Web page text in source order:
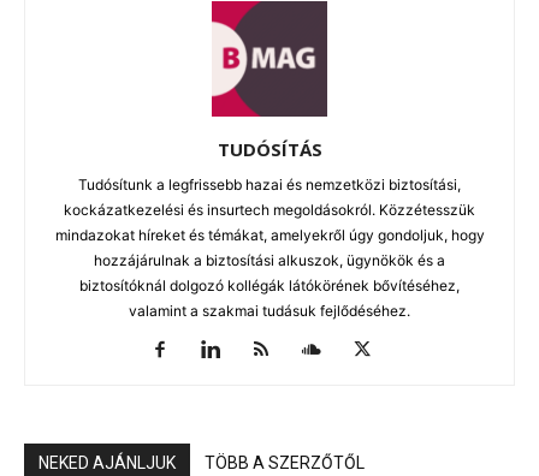
TUDÓSÍTÁS
Tudósítunk a legfrissebb hazai és nemzetközi biztosítási,
kockázatkezelési és insurtech megoldásokról. Közzétesszük
mindazokat híreket és témákat, amelyekről úgy gondoljuk, hogy
hozzájárulnak a biztosítási alkuszok, ügynökök és a
biztosítóknál dolgozó kollégák látókörének bővítéséhez,
valamint a szakmai tudásuk fejlődéséhez.
NEKED AJÁNLJUK TÖBB A SZERZŐTŐL